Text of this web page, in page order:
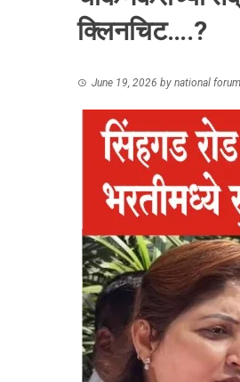
क्लिनचिट….?
June 19, 2026 by national forum